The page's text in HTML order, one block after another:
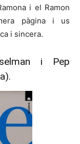
i el Ramon
pàgina i us
i sincera.
i Pep